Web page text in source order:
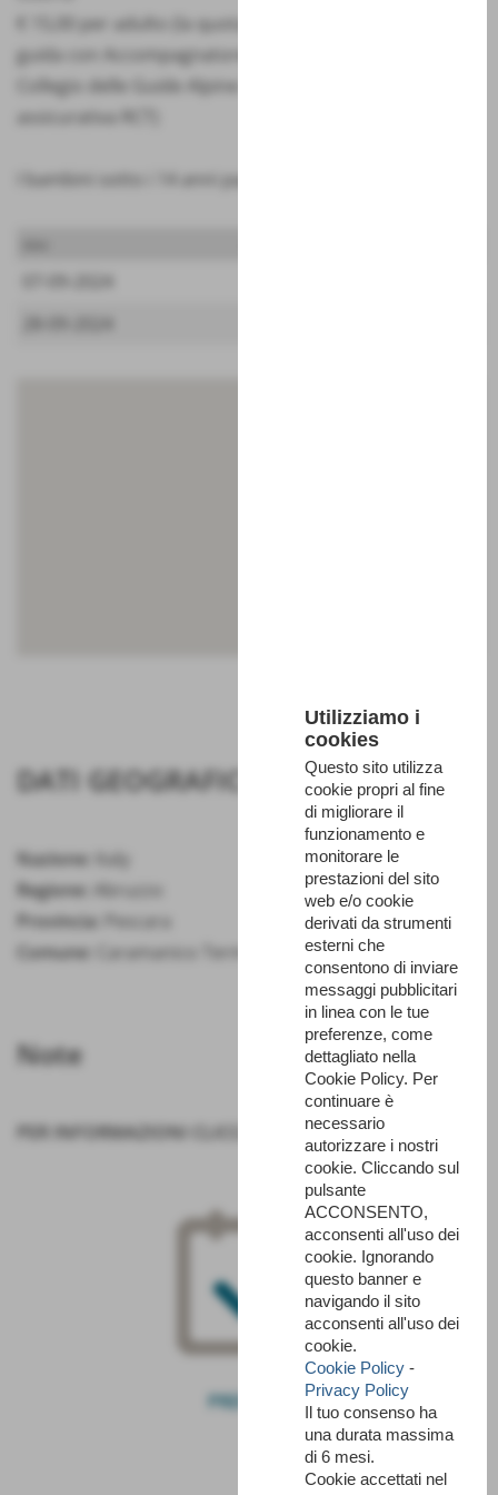
€ 15,00 per adulto (la quota comprende il servizio
guida con Accompagnatore di Media Montagna del
Collegio delle Guide Alpine d’Abruzzo e la copertura
assicurativa RCT)
I bambini sotto i 14 anni pagano € 5,00
DATI GEOGRAFICI
Nazione:
Italy
Regione:
Provincia:
Pescara
Comune:
Caramanico Terme
Note
PER INFORMAZIONI
PRENOTA
Utilizziamo i
cookies
Questo sito utilizza
cookie propri al fine
di migliorare il
funzionamento e
monitorare le
prestazioni del sito
web e/o cookie
derivati da strumenti
esterni che
consentono di inviare
messaggi pubblicitari
in linea con le tue
preferenze, come
dettagliato nella
Cookie Policy. Per
continuare è
necessario
autorizzare i nostri
cookie. Cliccando sul
pulsante
ACCONSENTO,
acconsenti all'uso dei
cookie. Ignorando
questo banner e
navigando il sito
acconsenti all'uso dei
cookie.
Cookie Policy -
Privacy Policy
Il tuo consenso ha
una durata massima
di 6 mesi.
Cookie accettati nel